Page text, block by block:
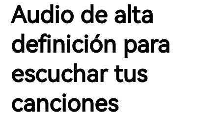
Audio de alta
definición para
escuchar tus
canciones